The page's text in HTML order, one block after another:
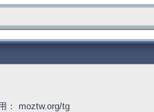
： moztw.org/tg